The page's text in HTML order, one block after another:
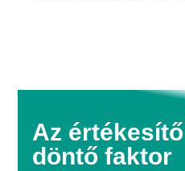
Az
döntő faktor